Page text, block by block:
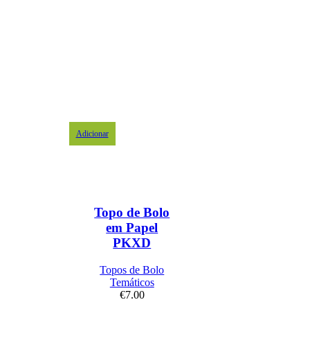
Adicionar
Topo de Bolo
em Papel
PKXD
Topos de Bolo
Temáticos
€7.00